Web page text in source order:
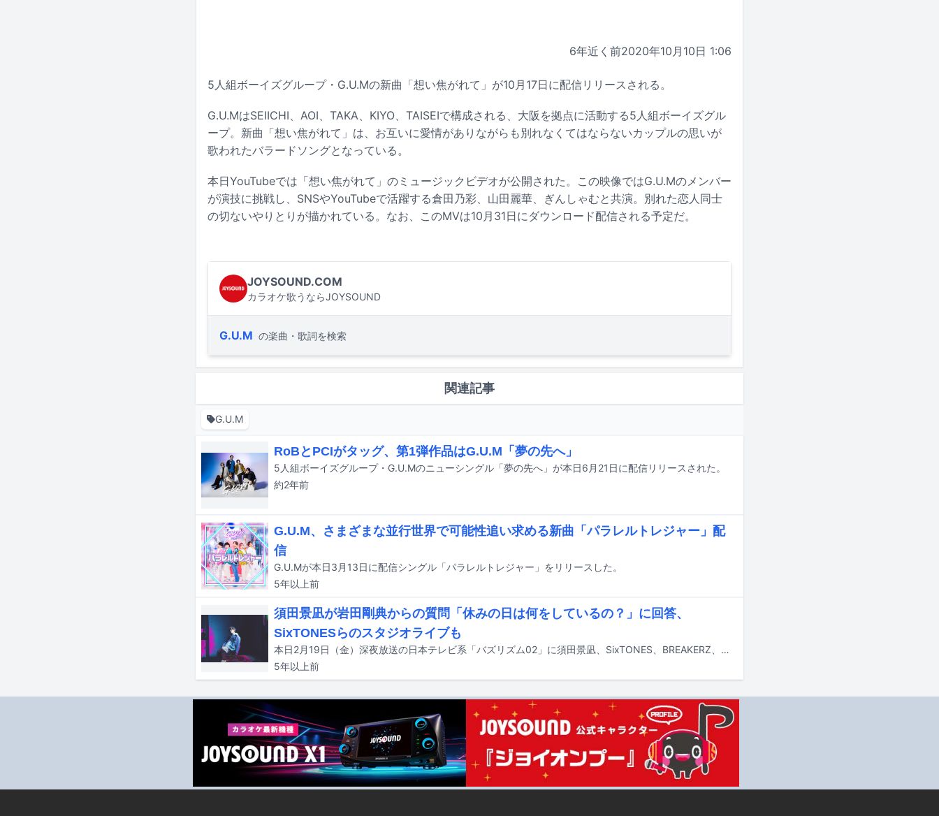
6年近く前2020年10月10日 1:06
5人組ボーイズグループ・G.U.Mの新曲「想い焦がれて」が10月17日に配信リリースされる。
G.U.MはSEIICHI、AOI、TAKA、KIYO、TAISEIで構成される、大阪を拠点に活動する5人組ボーイズグル
ープ。新曲「想い焦がれて」は、お互いに愛情がありながらも別れなくてはならないカップルの思いが
歌われたバラードソングとなっている。
本日YouTubeでは「想い焦がれて」のミュージックビデオが公開された。この映像ではG.U.Mのメンバー
が演技に挑戦し、SNSやYouTubeで活躍する倉田乃彩、山田麗華、ぎんしゃむと共演。別れた恋人同士
の切ないやりとりが描かれている。なお、このMVは10月31日にダウンロード配信される予定だ。
JOYSOUND.COM
カラオケ歌うならJOYSOUND
G.U.M の楽曲・歌詞を検索
関連記事
G.U.M
RoBとPCIがタッグ、第1弾作品はG.U.M「夢の先へ」
5人組ボーイズグループ・G.U.Mのニューシングル「夢の先へ」が本日6月21日に配信リリースされた。
約2年前
G.U.M、さまざまな並行世界で可能性追い求める新曲「パラレルトレジャー」配
信
G.U.Mが本日3月13日に配信シングル「パラレルトレジャー」をリリースした。
5年以上前
須田景凪が岩田剛典からの質問「休みの日は何をしているの？」に回答、
SixTONESらのスタジオライブも
本日2月19日（金）深夜放送の日本テレビ系「バズリズム02」に須田景凪、SixTONES、BREAKERZ、FAKE TYPE.が出演する。
5年以上前